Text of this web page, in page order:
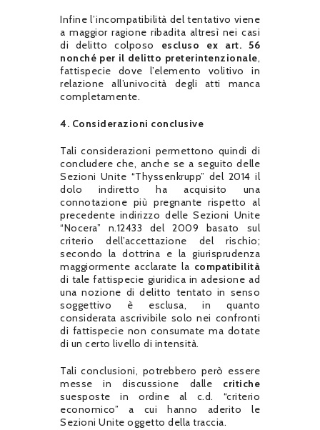
Infine l’incompatibilità del tentativo viene
a maggior ragione ribadita altresì nei casi
di delitto colposo escluso
ex art. 56
nonché per il delitto preterintenzionale,
fattispecie dove l’elemento volitivo in
relazione all’univocità degli atti manca
completamente.
4. Considerazioni conclusive
Tali considerazioni permettono quindi di
concludere che, anche se a seguito delle
Sezioni Unite “Thyssenkrupp” del 2014 il
dolo indiretto ha acquisito una
connotazione più pregnante rispetto al
precedente indirizzo delle Sezioni Unite
“Nocera” n.12433 del 2009 basato sul
criterio dell’accettazione del rischio;
secondo la dottrina e la giurisprudenza
maggiormente acclarate la compatibilità
di tale fattispecie giuridica in adesione ad
una nozione di delitto tentato in senso
soggettivo è esclusa, in quanto
considerata ascrivibile solo nei confronti
di fattispecie non consumate ma dotate
di un certo livello di intensità.
Tali conclusioni, potrebbero però essere
messe in discussione dalle critiche
suesposte in ordine al c.d. “criterio
economico” a cui hanno aderito le
Sezioni Unite oggetto della traccia.